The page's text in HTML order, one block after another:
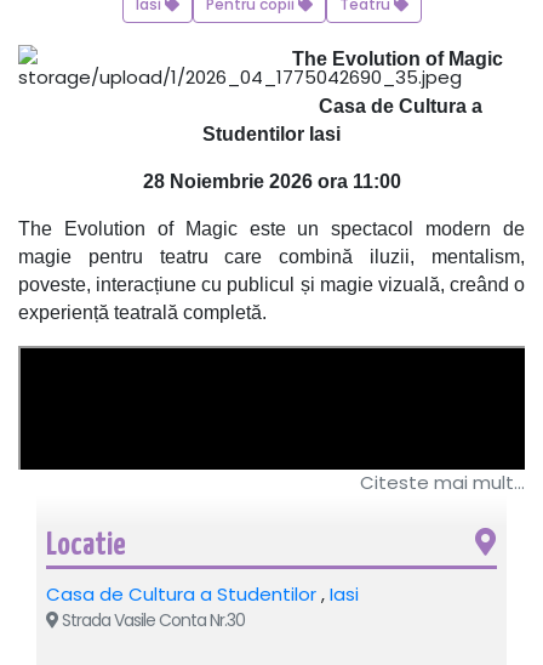
Iasi Pentru copii Teatru
The Evolution of Magic
Casa de Cultura a
Studentilor Iasi
28 Noiembrie 2026 ora 11:00
The Evolution of Magic este un spectacol modern de
magie pentru teatru care combină iluzii, mentalism,
poveste, interacțiune cu publicul și magie vizuală, creând o
experiență teatrală completă.
Citeste mai mult...
Locatie
Casa de Cultura a Studentilor,Iasi
Strada Vasile Conta Nr.30